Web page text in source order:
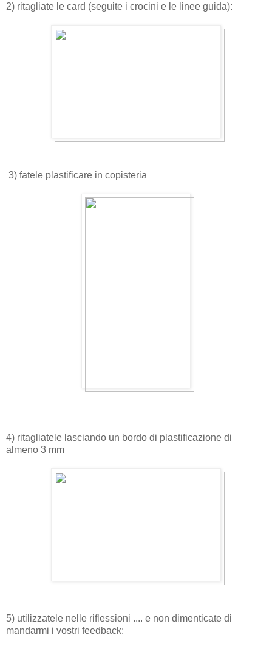
2) ritagliate le card (seguite i crocini e le linee guida):
3) fatele plastificare in copisteria
4) ritagliatele lasciando un bordo di plastificazione di
almeno 3 mm
5) utilizzatele nelle riflessioni .... e non dimenticate di
mandarmi i vostri feedback: